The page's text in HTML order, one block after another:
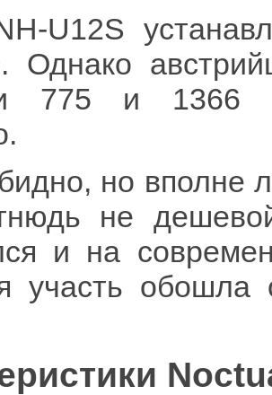
U12S
Однако
775 и 1366
но вполне
не
и на
участь обошла